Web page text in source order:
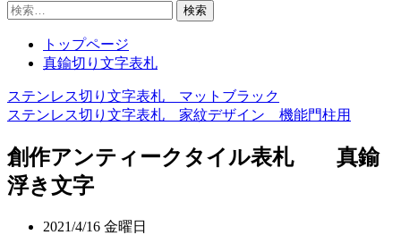
検
トップページ
真鍮切り文字表札
投
稿
ナ
ビ
ステンレス切り文字表札 マットブラック
ステンレス切り文字表札 家紋デザイン 機能門柱用
創作アンティークタイル表札 真鍮
浮き文字
2021/4/16 金曜日